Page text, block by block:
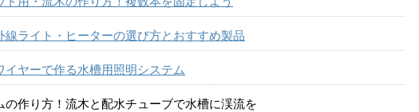
ライト・ヒーターの選び方とおすすめ製品
ヤーで作る水槽用照明システム
作り方！流木と配水チューブで水槽に渓流を